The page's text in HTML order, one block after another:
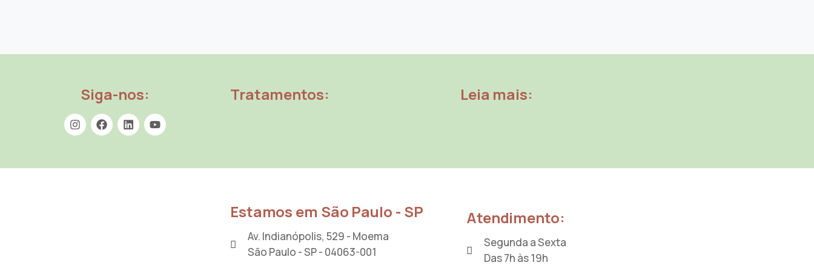
Siga-nos: Tratamentos: Leia mais:
Estamos em São Paulo - SP
Av. Indianópolis, 529 - Moema
São Paulo - SP - 04063-001
Atendimento:
Segunda a Sexta
Das 7h às 19h